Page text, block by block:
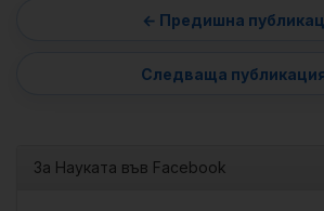
За Науката във Facebook